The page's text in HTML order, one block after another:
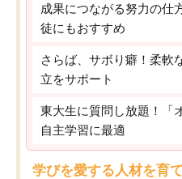
成果につながる努力の仕
徒にもおすすめ
さらば、サボり癖！柔軟
立をサポート
東大生に質問し放題！「
自主学習に最適
学びを愛する人材を育